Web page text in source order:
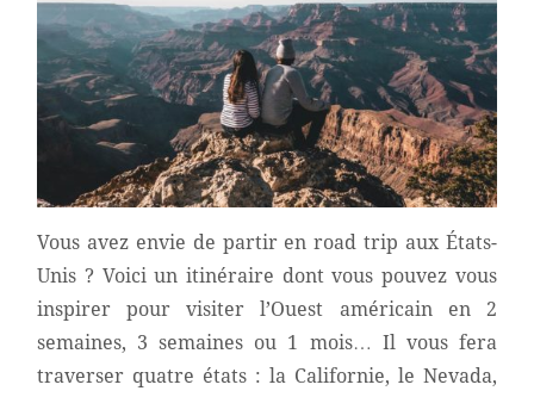
Vous avez envie de partir en road trip aux États-
Unis ? Voici un itinéraire dont vous pouvez vous
inspirer pour visiter l’Ouest américain en 2
semaines, 3 semaines ou 1 mois… Il vous fera
traverser quatre états : la Californie, le Nevada,